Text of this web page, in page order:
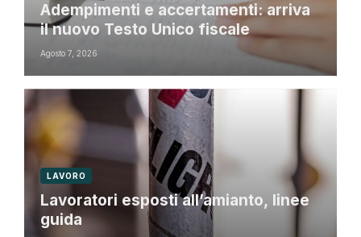
Adempimenti e accertamenti: arriva
il nuovo Testo Unico fiscale
Agosto 7, 2026
LAVORO
Lavoratori esposti all’amianto, linee
guida